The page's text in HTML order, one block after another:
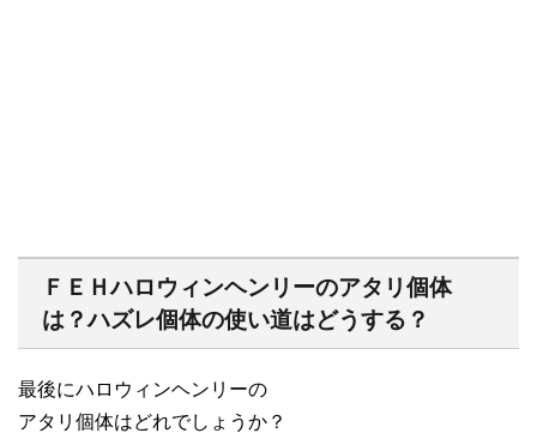
ＦＥＨハロウィンヘンリーのアタリ個体
は？ハズレ個体の使い道はどうする？
最後にハロウィンヘンリーの
アタリ個体はどれでしょうか？